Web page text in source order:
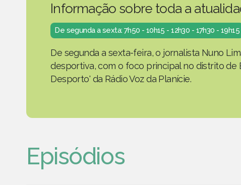
Informação sobre toda a
De segunda a sexta: 7h50 - 10h15 - 12h30 - 17h30 - 19h15
De segunda a sexta-feira, o jornalista Nuno
desportiva, com o foco principal no distrito de
Desporto' da Rádio Voz da Planície.
Episódios